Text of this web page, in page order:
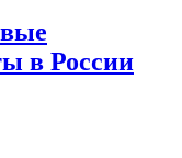
в России